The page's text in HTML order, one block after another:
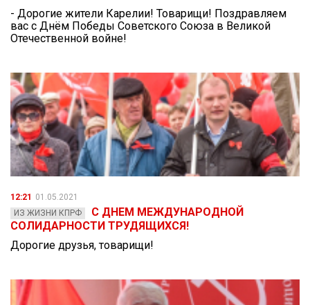
- Дорогие жители Карелии! Товарищи! Поздравляем
вас с Днём Победы Советского Союза в Великой
Отечественной войне!
12:21
01.05.2021
ИЗ ЖИЗНИ КПРФ
С ДНЕМ МЕЖДУНАРОДНОЙ
СОЛИДАРНОСТИ ТРУДЯЩИХСЯ!
Дорогие друзья, товарищи!